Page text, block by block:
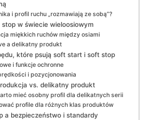
i profil ruchu „rozmawiają ze sobą”?
w świecie wieloosiowym
miękkich ruchów między osiami
a delikatny produkt
które psują soft start i soft stop
i funkcje ochronne
i pozycjonowania
vs. delikatny produkt
mieć osobny profil dla delikatnych serii
profile dla różnych klas produktów
a bezpieczeństwo i standardy